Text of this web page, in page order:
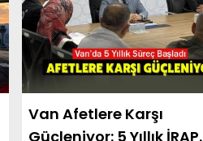
Van Afetlere Karşı
Güçleniyor: 5 Yıllık İRAP